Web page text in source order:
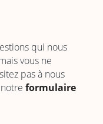
qui nous
vous ne
pas à nous
formulaire